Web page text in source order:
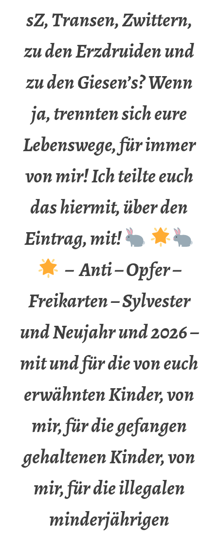
sZ, Transen, Zwittern,
zu den Erzdruiden und
zu den Giesen’s? Wenn
ja, trennten sich eure
Lebenswege, für immer
von mir! Ich teilte euch
das hiermit, über den
Eintrag, mit!
– Anti – Opfer –
Freikarten – Sylvester
und Neujahr und 2026 –
mit und für die von euch
erwähnten Kinder, von
mir, für die gefangen
gehaltenen Kinder, von
mir, für die illegalen
minderjährigen